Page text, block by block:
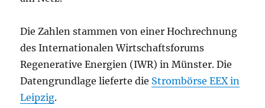
Die Zahlen stammen von einer Hochrechnung
des Internationalen Wirtschaftsforums
Regenerative Energien (IWR) in Münster. Die
Datengrundlage lieferte die Strombörse EEX in
Leipzig.